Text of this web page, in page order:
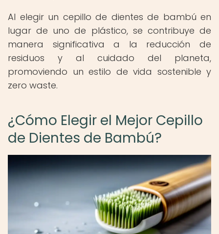
Al elegir un cepillo de dientes de bambú en
lugar de uno de plástico, se contribuye de
manera significativa a la reducción de
residuos y al cuidado del planeta,
promoviendo un estilo de vida sostenible y
zero waste.
¿Cómo Elegir el Mejor Cepillo
de Dientes de Bambú?